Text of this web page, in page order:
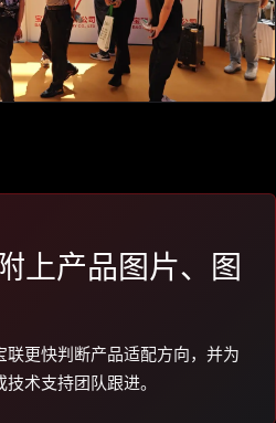
上产品图片、图
更快判断产品适配方向，并为
术支持团队跟进。